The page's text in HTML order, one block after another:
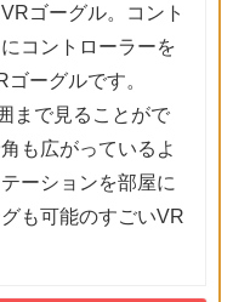
ゴーグル。コント
コントローラーを
ーグルです。
まで見ることがで
も広がっているよ
ーションを部屋に
も可能のすごいVR